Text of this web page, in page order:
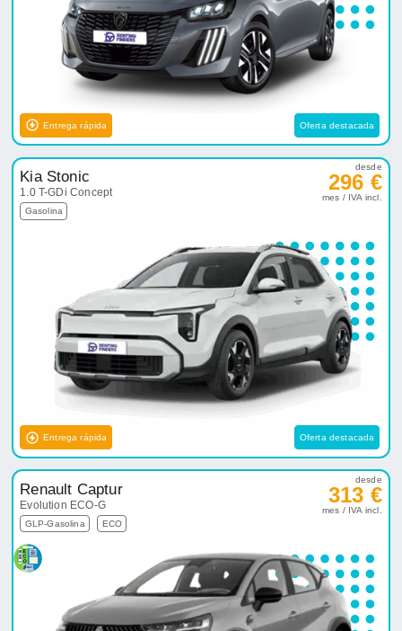
Entrega rápida Oferta destacada
Kia Stonic
1.0 T-GDi Concept
Gasolina
desde
296 €
mes / IVA incl.
Entrega rápida Oferta destacada
Renault Captur
Evolution ECO-G
GLP-Gasolina ECO
desde
313 €
mes / IVA incl.